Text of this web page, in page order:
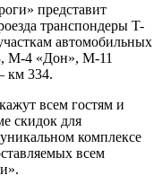
представит
транспондеры T-
автомобильных
М-4 «Дон», М-11
км 334.
всем гостям и
скидок для
комплексе
всем